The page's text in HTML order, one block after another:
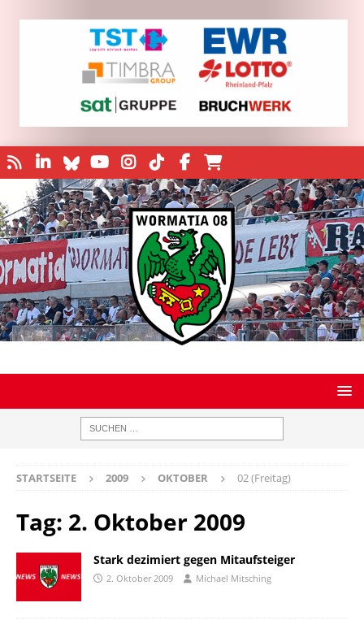
STARTSEITE 2009 OKTOBER 02 (Freitag)
Tag: 2. Oktober 2009
Stark dezimiert gegen Mitaufsteiger
2. Oktober 2009 Michael Mitsching